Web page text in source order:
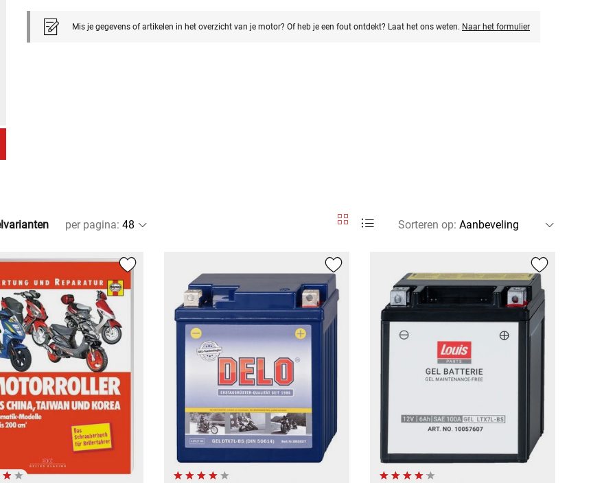
Mis je gegevens of artikelen in het overzicht van je motor? Of heb je een fout ontdekt? Laat het ons weten. Naar het formulier
per pagina: Sorteren op: